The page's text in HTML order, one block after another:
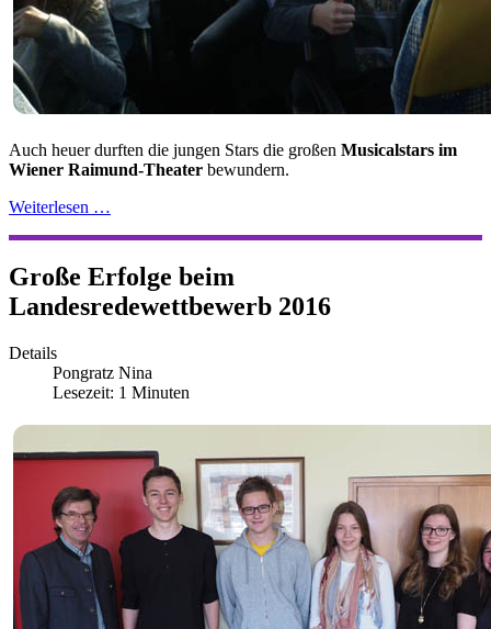
Auch heuer durften die jungen Stars die großen Musicalstars im
Wiener Raimund-Theater bewundern.
Weiterlesen …
Große Erfolge beim
Landesredewettbewerb 2016
Details
Pongratz Nina
Lesezeit: 1 Minuten